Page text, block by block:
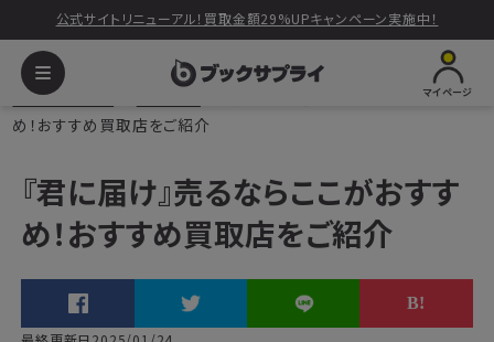
公式サイトリニューアル！買取金額29%UPキャンペーン実施中！
マイページ
ブックサプライ
『君に届け』売るならここがおすす
め！おすすめ買取店をご紹介
『君に届け』売るならここがおすす
め！おすすめ買取店をご紹介